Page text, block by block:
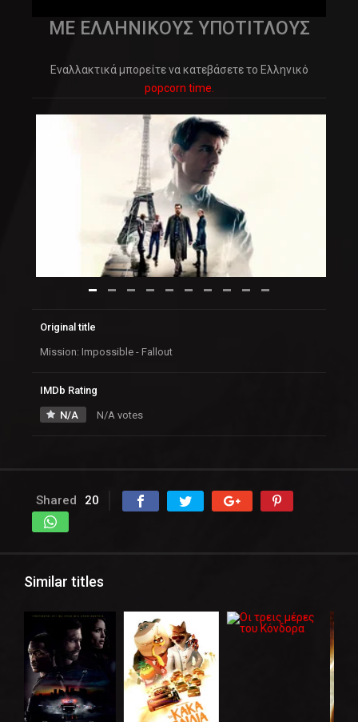
ΜΕ ΕΛΛΗΝΙΚΟΥΣ ΥΠΟΤΙΤΛΟΥΣ
Εναλλακτικά μπορείτε να κατεβάσετε το Ελληνικό
popcorn time.
Original title
Mission: Impossible - Fallout
IMDb Rating
N/A N/A votes
Shared 20
Similar titles